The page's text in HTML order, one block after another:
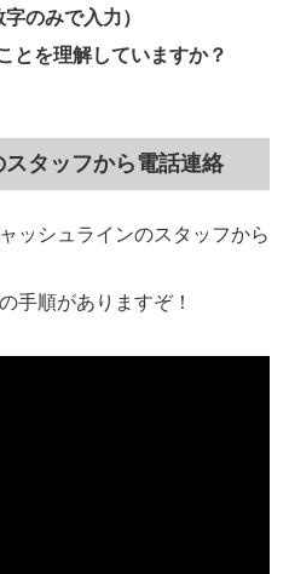
のみで入力）
とを理解していますか？
タッフから電話連絡
ッシュラインのスタッフから
手順がありますぞ！